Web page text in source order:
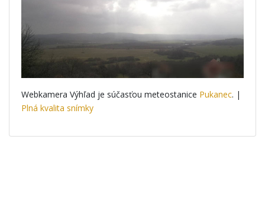
Webkamera Výhľad je súčasťou meteostanice Pukanec. |
Plná kvalita snímky